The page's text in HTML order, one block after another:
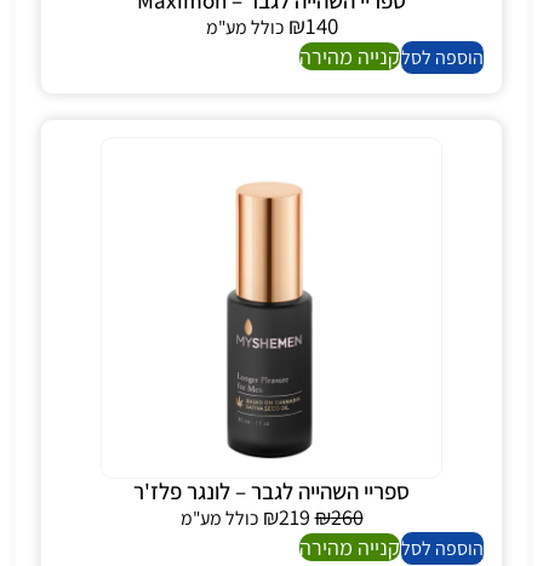
₪140
כולל מע"מ
הוספה לסלקנייה מהירה
ספריי השהייה לגבר – לונגר פלז'ר
₪260
₪219
כולל מע"מ
הוספה לסלקנייה מהירה